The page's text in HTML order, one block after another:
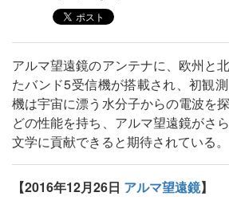
アルマ望遠鏡のアンテナに、欧州と
たバンド5受信機が搭載され、初観
機は宇宙に漂う水分子からの電波を
どの性能を持ち、アルマ望遠鏡がさ
文学に貢献できると期待されている。
【2016年12月26日 アルマ望遠鏡】